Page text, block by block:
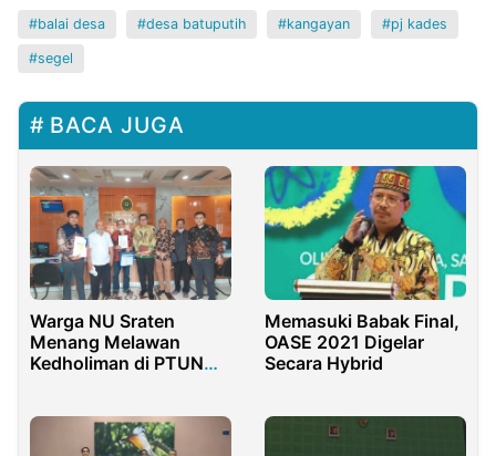
balai desa desa batuputih kangayan pj kades
segel
BACA JUGA
Warga NU Sraten
Menang Melawan
Kedholiman di PTUN
Memasuki Babak Final,
OASE 2021 Digelar
Secara Hybrid